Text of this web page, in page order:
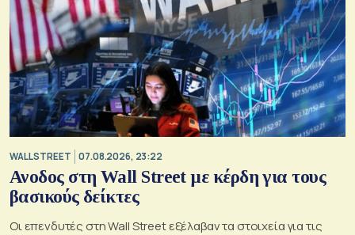
WALL STREET 07.08.2026, 23:22
Ανοδος στη Wall Street με κέρδη για τους
βασικούς δείκτες
Οι επενδυτές στη Wall Street εξέλαβαν τα στοιχεία για τις